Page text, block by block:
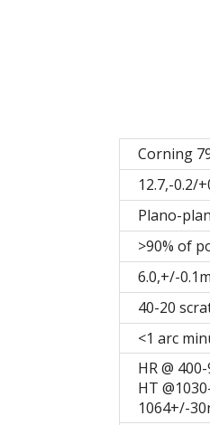
Corning
12.7,-0.2/
Plano-
>90% of
6.0,+/-
40-20
<1 arc
HR @
HT
1064+/-